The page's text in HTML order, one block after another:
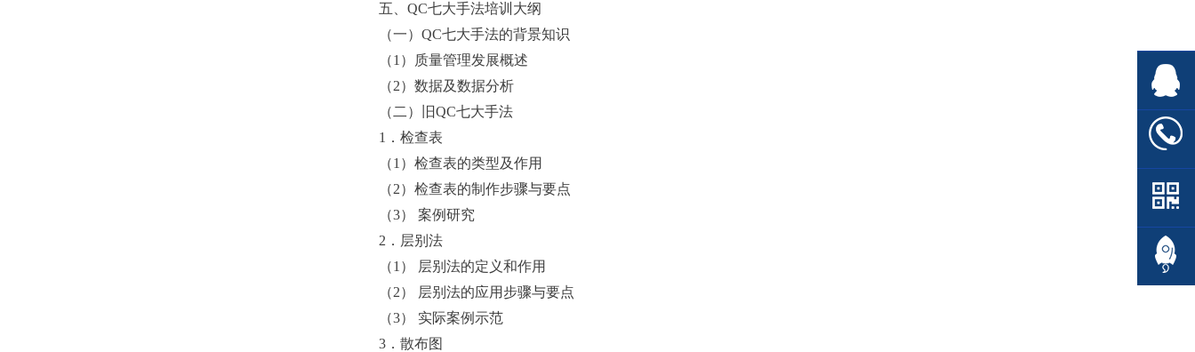
五、QC七大手法培训大纲
（一）QC七大手法的背景知识
（1）质量管理发展概述
（2）数据及数据分析
（二）旧QC七大手法
1．检查表
（1）检查表的类型及作用
（2）检查表的制作步骤与要点
（3） 案例研究
2．层别法
（1） 层别法的定义和作用
（2） 层别法的应用步骤与要点
（3） 实际案例示范
3．散布图